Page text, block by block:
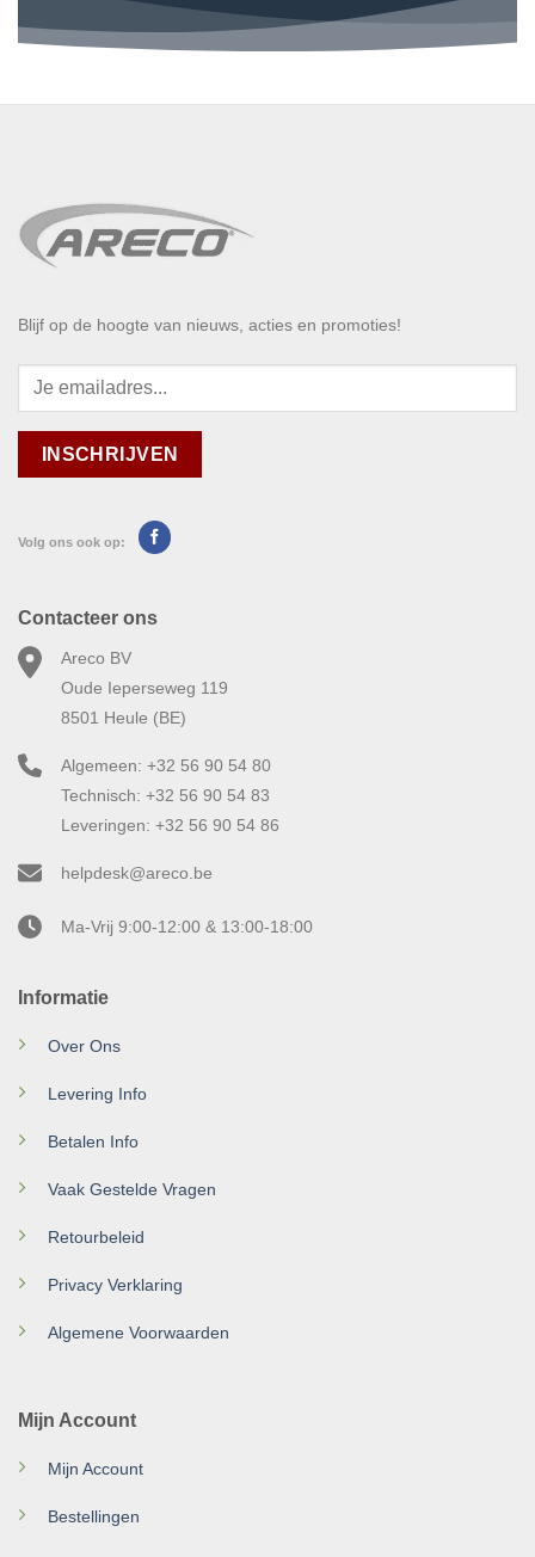
Blijf op de hoogte van nieuws, acties en promoties!
Volg ons ook op:
Informatie
Over Ons
Levering Info
Betalen Info
Vaak Gestelde Vragen
Retourbeleid
Privacy Verklaring
Algemene Voorwaarden
Mijn Account
Mijn Account
Bestellingen
Contacteer ons
Areco BV
Oude Ieperseweg 119
8501 Heule (BE)
Algemeen: +32 56 90 54 80
Technisch: +32 56 90 54 83
Leveringen: +32 56 90 54 86
helpdesk@areco.be
Ma-Vrij 9:00-12:00 & 13:00-18:00